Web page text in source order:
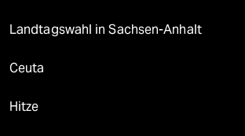
Landtagswahl in Sachsen-Anhalt
Ceuta
Hitze